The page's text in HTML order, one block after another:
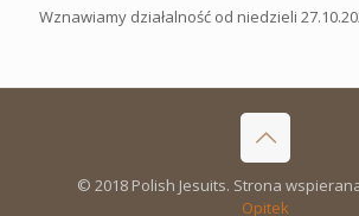
Wznawiamy działalność od niedzieli
© 2018 Polish Jesuits. Strona
Opitek